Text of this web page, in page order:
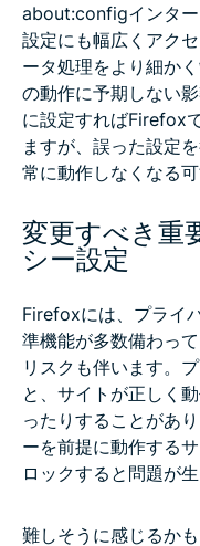
about:configインタ
設定にも幅広くアク
ータ処理をより細か
の動作に予期しない
に設定すればFirefox
ますが、誤った設定
常に動作しなくなる可
変更すべき重
シー設定
Firefoxには、プライ
準機能が多数備わっ
リスクも伴います。
と、サイトが正しく
ったりすることがあ
ーを前提に動作する
ロックすると問題が生
難しそうに感じるか